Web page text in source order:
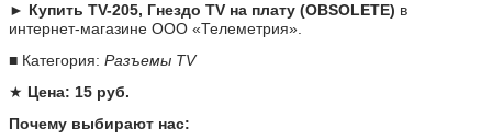
► Купить TV-205, Гнездо TV на плату (OBSOLETE) в
интернет-магазине ООО «Телеметрия».
■ Категория:Разъемы TV
★ Цена: 15 руб.
Почему выбирают нас: